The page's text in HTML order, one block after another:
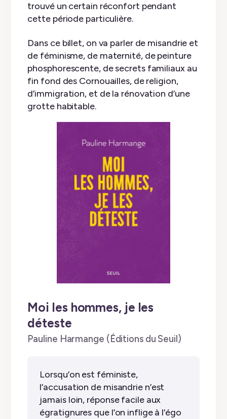
trouvé un certain réconfort pendant
cette période particulière.
Dans ce billet, on va parler de misandrie et
de féminisme, de maternité, de peinture
phosphorescente, de secrets familiaux au
fin fond des Cornouailles, de religion,
d’immigration, et de la rénovation d’une
grotte habitable.
Moi les hommes, je les
déteste
by
Pauline Harmange (Éditions du Seuil)
Lorsqu’on est féministe,
l’accusation de misandrie n’est
jamais loin, réponse facile aux
égratignures que l’on inflige à l’égo